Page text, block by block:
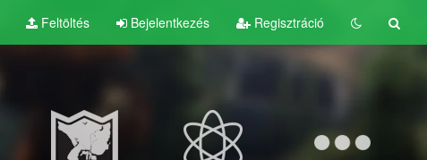
Feltöltés Bejelentkezés Regisztráció